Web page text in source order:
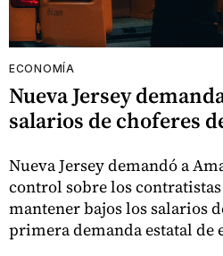
ECONOMÍA
Nueva Jersey
salarios de choferes
Nueva Jersey demandó a
control sobre los
mantener bajos los salarios
primera demanda estatal de